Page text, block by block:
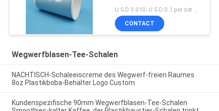
CONTACT
Wegwerfblasen-Tee-Schalen
NACHTISCH-Schaleeiscreme des Wegwerf-freien Raumes
8oz Plastikboba-Behälter Logo Custom
Kundenspezifische 90mm Wegwerfblasen-Tee-Schalen